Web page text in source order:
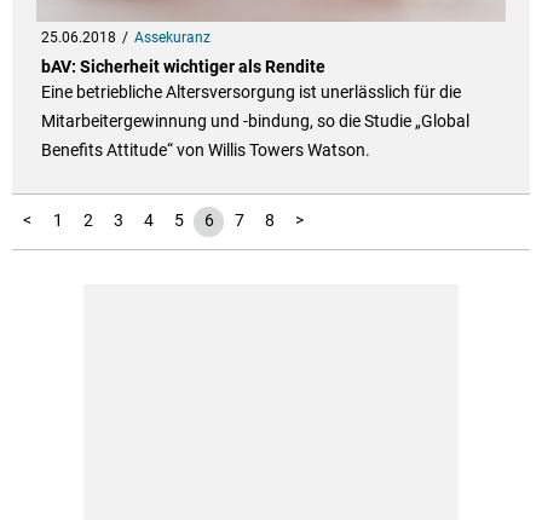
25.06.2018 Assekuranz
bAV: Sicherheit wichtiger als Rendite
Eine betriebliche Altersversorgung ist unerlässlich für die
Mitarbeitergewinnung und -bindung, so die Studie „Global
Benefits Attitude“ von Willis Towers Watson.
< 1 2 3 4 5 6 7 8 >